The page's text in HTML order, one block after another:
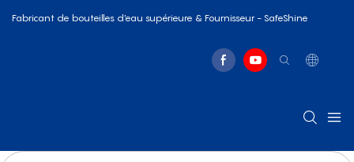
Fabricant de bouteilles d'eau supérieure & Fournisseur - SafeShine